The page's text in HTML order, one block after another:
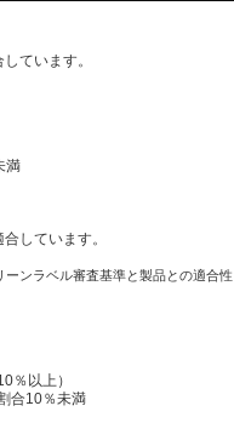
ています。
満
しています。
ンラベル審査基準と製品との適合性
％以上）
合10％未満